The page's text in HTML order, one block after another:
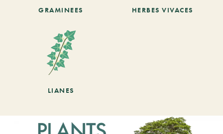
GRAMINEES HERBES VIVACES
LIANES